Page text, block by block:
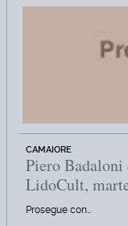
CAMAIORE
Piero
LidoCult,
Prosegue con…